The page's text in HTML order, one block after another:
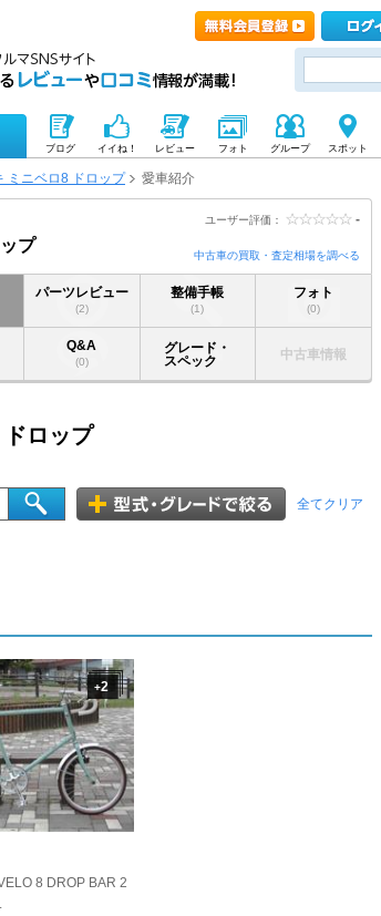
ブログ イイね！ レビュー フォト グループ スポット
ミニベロ8 ドロップ 愛車紹介
ユーザー評価： -
プ
中古車の買取・査定相場を調べる
パーツレビュー
(2)
整備手帳
(1)
フォト
(0)
Q&A
(0)
グレード・
スペック
中古車情報
ロップ
全てクリア
+2
8 DROP BAR 2